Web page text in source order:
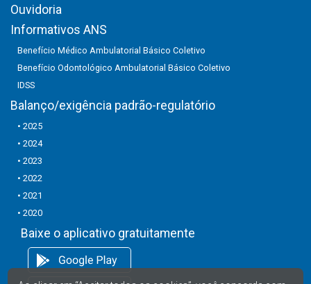
Ouvidoria
Informativos ANS
Benefício Médico Ambulatorial Básico Coletivo
Benefício Odontológico Ambulatorial Básico Coletivo
IDSS
Balanço/exigência padrão-regulatório
• 2025
• 2024
• 2023
• 2022
• 2021
• 2020
Baixe o aplicativo gratuitamente